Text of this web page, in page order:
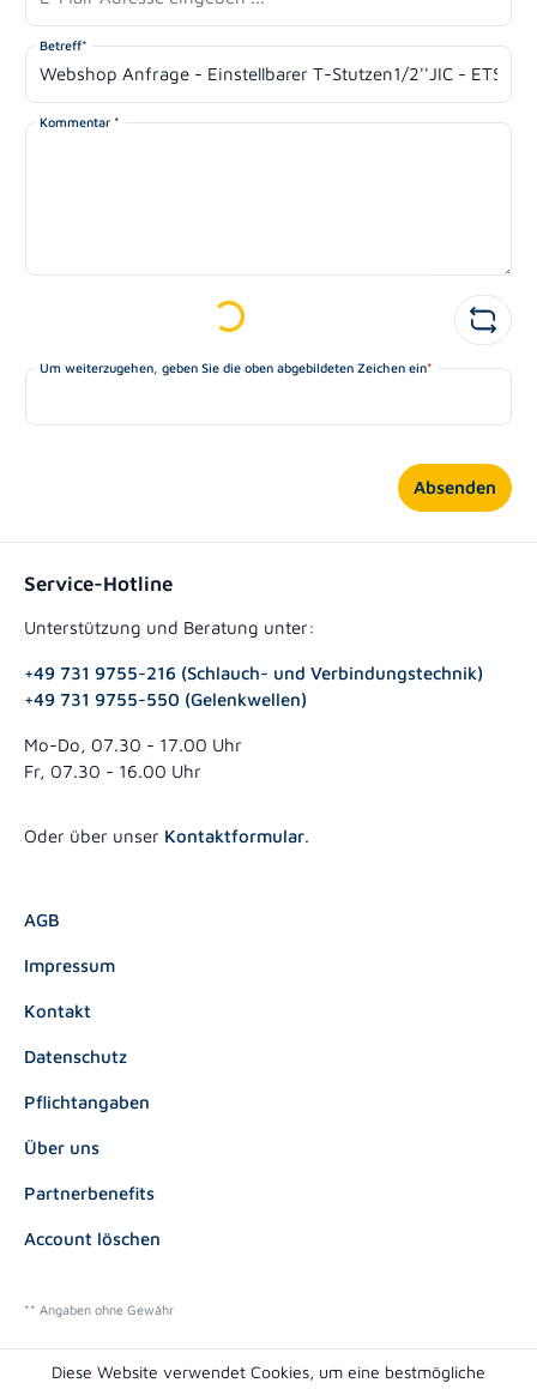
Betreff*
Kommentar *
Loading...
Um weiterzugehen, geben Sie die oben abgebildeten Zeichen ein*
Absenden
Service-Hotline
Unterstützung und Beratung unter:
+49 731 9755-216 (Schlauch- und Verbindungstechnik)
+49 731 9755-550 (Gelenkwellen)
Mo-Do, 07.30 - 17.00 Uhr
Fr, 07.30 - 16.00 Uhr
Oder über unser Kontaktformular.
AGB
Impressum
Kontakt
Datenschutz
Pflichtangaben
Über uns
Partnerbenefits
Account löschen
** Angaben ohne Gewähr
Diese Website verwendet Cookies, um eine bestmögliche